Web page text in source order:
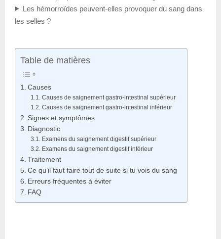
Les hémorroïdes peuvent-elles provoquer du sang dans
les selles ?
Table de matières
Causes
Causes de saignement gastro-intestinal supérieur
Causes de saignement gastro-intestinal inférieur
Signes et symptômes
Diagnostic
Examens du saignement digestif supérieur
Examens du saignement digestif inférieur
Traitement
Ce qu’il faut faire tout de suite si tu vois du sang
Erreurs fréquentes à éviter
FAQ